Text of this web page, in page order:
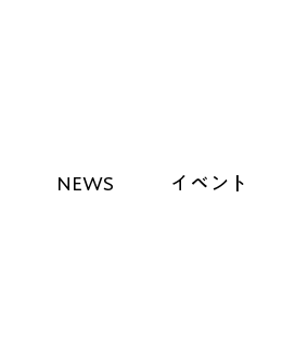
NEWS イベント